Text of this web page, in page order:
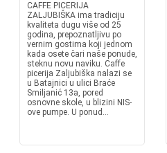
CAFFE PICERIJA
ZALJUBIŠKA ima tradiciju
kvaliteta dugu više od 25
godina, prepoznatljivu po
vernim gostima koji jednom
kada osete čari naše ponude,
steknu novu naviku. Caffe
picerija Zaljubiška nalazi se
u Batajnici u ulici Braće
Smiljanić 13a, pored
osnovne skole, u blizini NIS-
ove pumpe. U ponud...